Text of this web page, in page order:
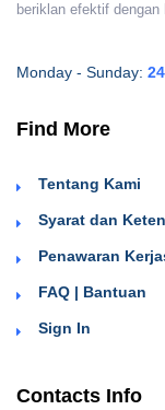
beriklan efektif
Monday - Sunday:
Find More
Tentang Kami
Syarat dan
Penawaran
FAQ | Bantuan
Sign In
Contacts Info